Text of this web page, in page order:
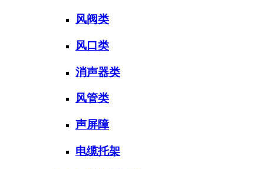
风阀类
风口类
消声器类
风管类
声屏障
电缆托架